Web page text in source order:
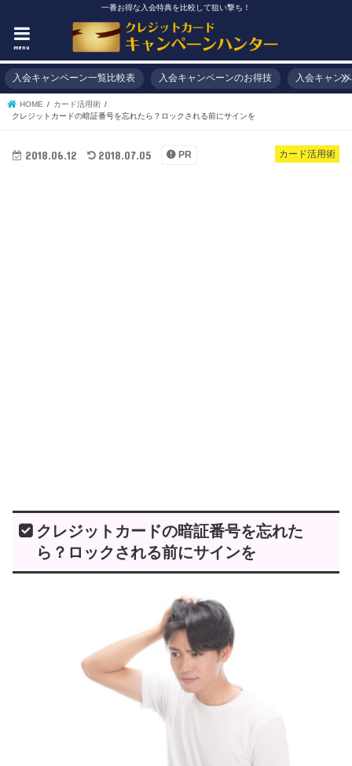
一番お得な入会特典を比較して狙い撃ち！
menu
入会キャンペーン一覧比較表 入会キャンペーンのお得技 入会キャン
HOME
カード活用術
クレジットカードの暗証番号を忘れたら？ロックされる前にサインを
カード活用術
2018.06.12 2018.07.05 PR
クレジットカードの暗証番号を忘れた
ら？ロックされる前にサインを